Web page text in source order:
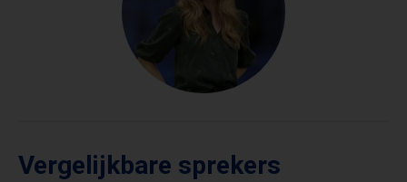
Vergelijkbare sprekers